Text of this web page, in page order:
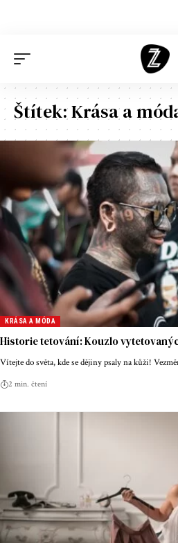
Štítek:Krása a
KRÁSA A MÓDA
Historie tetování: Kouzlo
Vítejte do světa, kde se dějiny psaly na kůži!
2 min. čtení